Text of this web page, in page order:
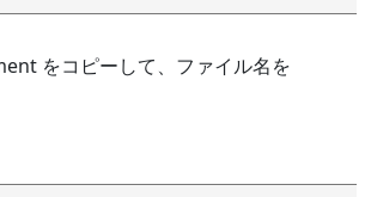
をコピーして、ファイル名を